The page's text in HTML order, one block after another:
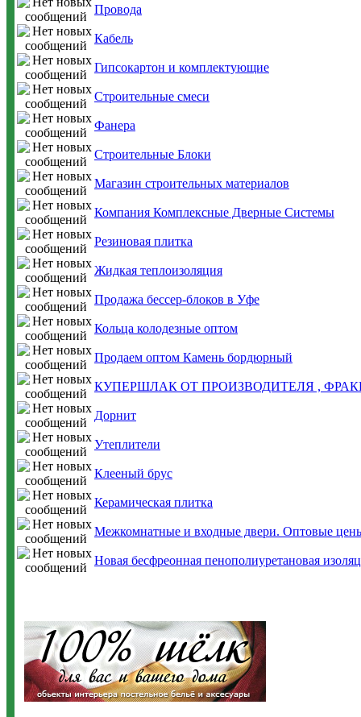
Провода
Кабель
Гипсокартон и комплектующие
Строительные смеси
Фанера
Строительные Блоки
Магазин строительных материалов
Компания Комплексные Дверные Системы
Резиновая плитка
Жидкая теплоизоляция
Продажа бессер-блоков в Уфе
Кольца колодезные оптом
Продаем оптом Камень бордюрный
КУПЕРШЛАК ОТ ПРОИЗВОДИТЕЛЯ ,
Дорнит
Утеплители
Клееный брус
Керамическая плитка
Межкомнатные и входные двери. Оптовые
Новая бесфреонная пенополиуретановая